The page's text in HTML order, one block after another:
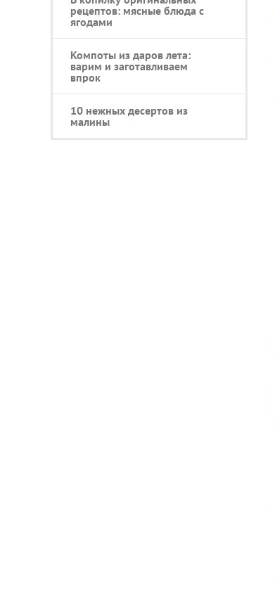
рецептов: мясные блюда с
ягодами
Компоты из даров лета:
варим и заготавливаем
впрок
10 нежных десертов из
малины